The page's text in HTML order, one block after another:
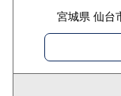
宮城県 仙台